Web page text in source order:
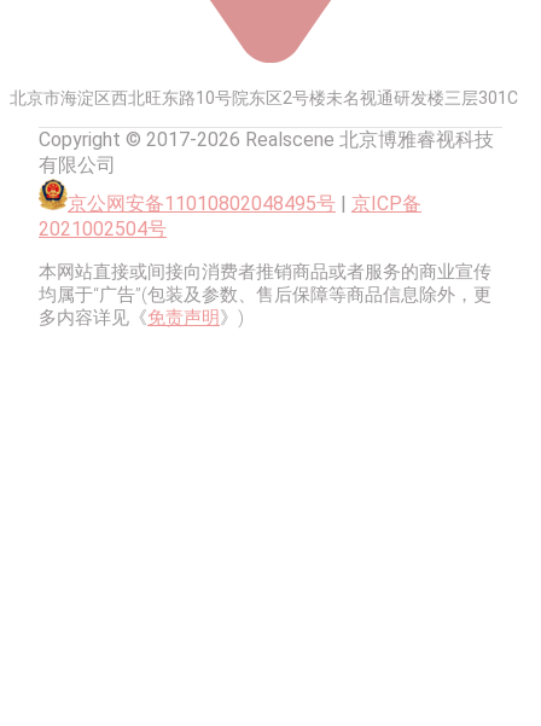
北京市海淀区西北旺东路10号院东区2号楼未名视通研发楼三层301C
Copyright © 2017-2026 Realscene 北京博雅睿视科技
有限公司
京公网安备11010802048495号 | 京ICP备
2021002504号
本网站直接或间接向消费者推销商品或者服务的商业宣传
均属于“广告”(包装及参数、售后保障等商品信息除外，更
多内容详见《免责声明》)